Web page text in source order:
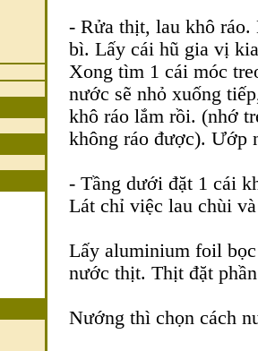
- Rửa thịt, lau khô
bì. Lấy cái hũ gia vị
Xong tìm 1 cái móc
nước sẽ nhỏ xuống
khô ráo lắm rồi. (nhớ
không ráo được). Ướp
- Tầng dưới đặt 1 cái
Lát chỉ việc lau chùi
Lấy aluminium foil
nước thịt. Thịt đặt
Nướng thì chọn cách